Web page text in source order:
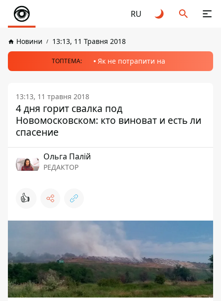
RU
Новини 13:13, 11 Травня 2018
ТОПТЕМА: Як не потрапити на
13:13, 11 травня 2018
4 дня горит свалка под
Новомосковском: кто виноват и есть ли
спасение
Ольга Палій
РЕДАКТОР
👍